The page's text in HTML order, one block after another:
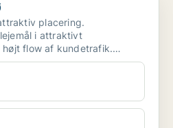
placering.
i attraktivt
højt flow af kundetrafik.